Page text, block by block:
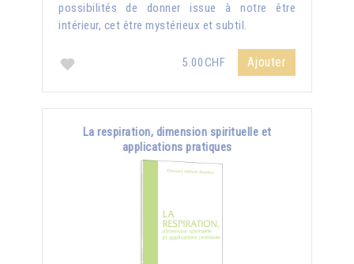
possibilités de donner issue à notre être
intérieur, cet être mystérieux et subtil.
5.00CHF Ajouter
La respiration, dimension spirituelle et
applications pratiques